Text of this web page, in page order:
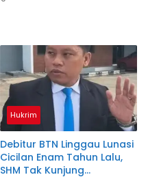
Hukrim
Debitur BTN Linggau Lunasi
Cicilan Enam Tahun Lalu,
SHM Tak Kunjung